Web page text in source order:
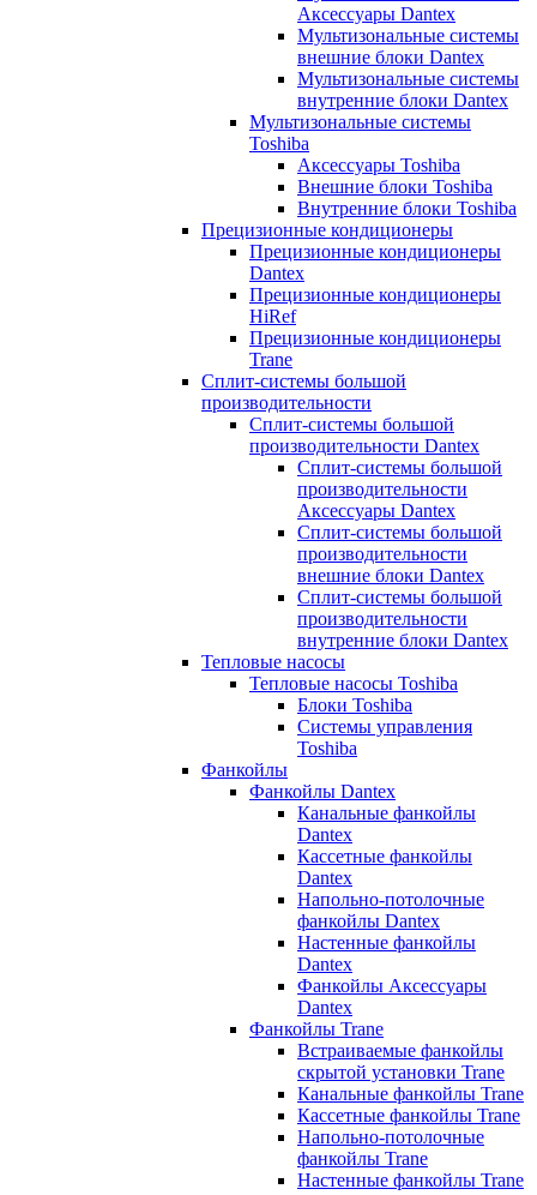
Аксессуары Dantex
Мультизональные системы
внешние блоки Dantex
Мультизональные системы
внутренние блоки Dantex
Мультизональные системы
Toshiba
Аксессуары Toshiba
Внешние блоки Toshiba
Внутренние блоки Toshiba
Прецизионные кондиционеры
Прецизионные кондиционеры
Dantex
Прецизионные кондиционеры
HiRef
Прецизионные кондиционеры
Trane
Сплит-системы большой
производительности
Сплит-системы большой
производительности Dantex
Сплит-системы большой
производительности
Аксессуары Dantex
Сплит-системы большой
производительности
внешние блоки Dantex
Сплит-системы большой
производительности
внутренние блоки Dantex
Тепловые насосы
Тепловые насосы Toshiba
Блоки Toshiba
Системы управления
Toshiba
Фанкойлы
Фанкойлы Dantex
Канальные фанкойлы
Dantex
Кассетные фанкойлы
Dantex
Напольно-потолочные
фанкойлы Dantex
Настенные фанкойлы
Dantex
Фанкойлы Аксессуары
Dantex
Фанкойлы Trane
Встраиваемые фанкойлы
скрытой установки Trane
Канальные фанкойлы Trane
Кассетные фанкойлы Trane
Напольно-потолочные
фанкойлы Trane
Настенные фанкойлы Trane